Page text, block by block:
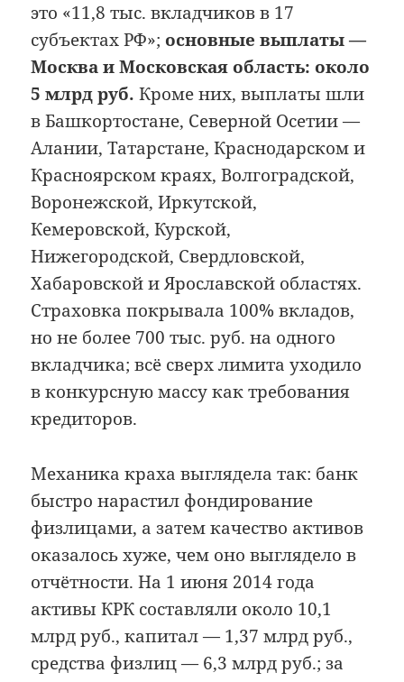
это «11,8 тыс. вкладчиков в 17
субъектах РФ»; основные выплаты —
Москва и Московская область: около
5 млрд руб. Кроме них, выплаты шли
в Башкортостане, Северной Осетии —
Алании, Татарстане, Краснодарском и
Красноярском краях, Волгоградской,
Воронежской, Иркутской,
Кемеровской, Курской,
Нижегородской, Свердловской,
Хабаровской и Ярославской областях.
Страховка покрывала 100% вкладов,
но не более 700 тыс. руб. на одного
вкладчика; всё сверх лимита уходило
в конкурсную массу как требования
кредиторов.
Механика краха выглядела так: банк
быстро нарастил фондирование
физлицами, а затем качество активов
оказалось хуже, чем оно выглядело в
отчётности. На 1 июня 2014 года
активы КРК составляли около 10,1
млрд руб., капитал — 1,37 млрд руб.,
средства физлиц — 6,3 млрд руб.; за